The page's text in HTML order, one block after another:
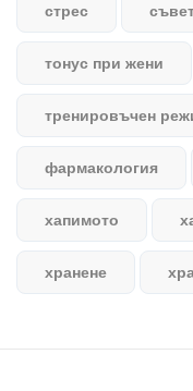
стрес
тонус при жени
тренировъчен
фармакология
хапимото
хранене